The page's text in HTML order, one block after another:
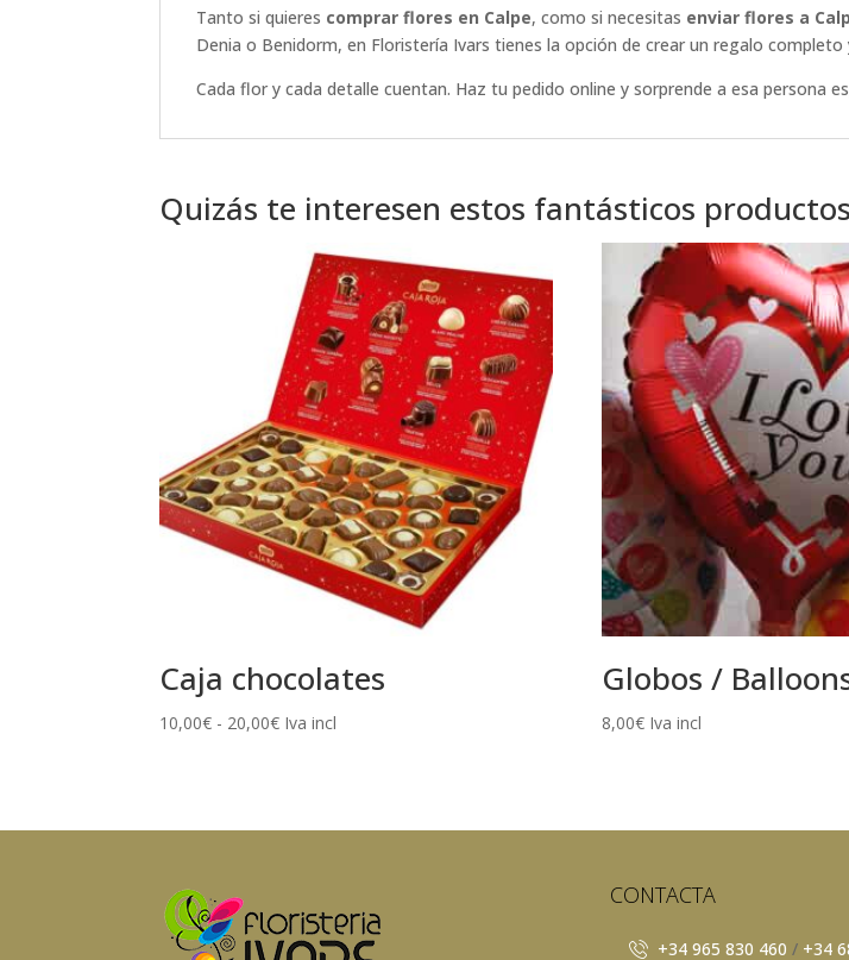
Tanto si quieres comprar flores en Calpe, como si necesitas enviar flores a
Denia o Benidorm, en Floristería Ivars tienes la opción de crear un regalo
Cada flor y cada detalle cuentan. Haz tu pedido online y sorprende a esa persona
Quizás te interesen estos fantásticos productos
Caja chocolates
10,00€ - 20,00€Rango
10,00€
Iva incl
Globos /
8,00€ Iva incl
CONTACTA
+34 965 830 460 / +34